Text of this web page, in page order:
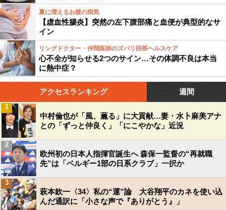
夏に増えるお腹の病気
【虚血性腸炎】突然の左下腹部痛と血便が典型的なサ
イン
リングドクター・仲間医師のズバリ回答ヘルスケア
心不全が知らせる2つのサイン…その体調不良は本当
に熱中症？
アクセスランキング 週間
中村倫也が「風、薫る」に大貢献…妻・水卜麻美アナ
との「ずっと仲良く」「にこやかな」近況
1
欧州初の日本人指揮官誕生へ 森保一監督の“再就職
先”は「ベルギー1部の日系クラブ」一択か
2
萩本欽一〈34〉私の“運”論 大谷翔平のカネを使い込
んだ通訳に「小さな声で『ありがとう』」
3